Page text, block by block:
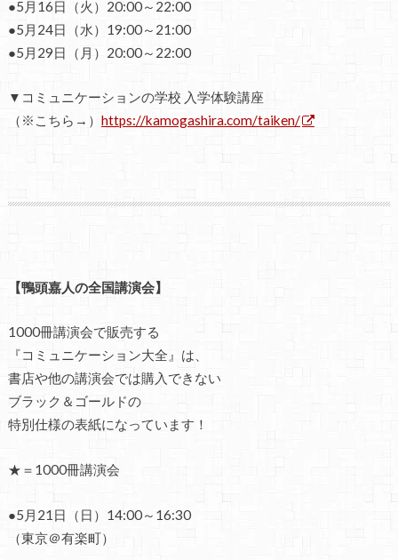
●5月16日（火）20:00～22:00
●5月24日（水）19:00～21:00
●5月29日（月）20:00～22:00
▼コミュニケーションの学校 入学体験講座
（※こちら→） https://kamogashira.com/taiken/
【鴨頭嘉人の全国講演会】
1000冊講演会で販売する
『コミュニケーション大全』は、
書店や他の講演会では購入できない
ブラック＆ゴールドの
特別仕様の表紙になっています！
★＝1000冊講演会
●5月21日（日）14:00～16:30
（東京＠有楽町）